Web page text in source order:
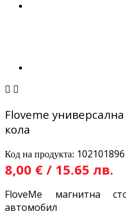
 
Floveme
кола
Код на продукта: 102101896
8,00 € / 15.65 лв.
FloveMe магнитна
автомобил